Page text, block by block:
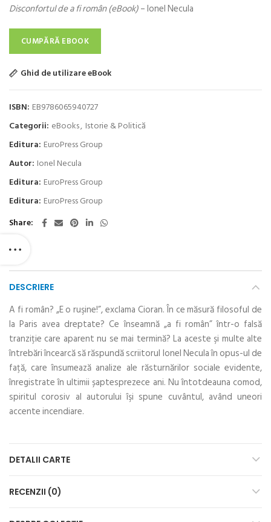
a
16,20 lei.
este:
Disconfortul de a fi român (eBook)– Ionel Necula
CUMPĂRĂ EBOOK
Ghid de utilizare eBook
ISBN: EB9786065940727
Categorii: eBooks, Istorie & Politică
Editura: EuroPress Group
Autor: Ionel Necula
Editura: EuroPress Group
Editura: EuroPress Group
Share
DESCRIERE
A fi român? „E o ruşine!”, exclama Cioran. În ce măsură filosoful de
la Paris avea dreptate? Ce înseamnă „a fi român” într-o falsă
tranziţie care aparent nu se mai termină? La aceste şi multe alte
întrebări încearcă să răspundă scriitorul Ionel Necula în opus-ul de
faţă, care însumează analize ale răsturnărilor sociale evidente,
înregistrate în ultimii șaptesprezece ani. Nu întotdeauna comod,
spiritul corosiv al autorului îşi spune cuvântul, având uneori
accente incendiare.
DETALII CARTE
RECENZII (0)